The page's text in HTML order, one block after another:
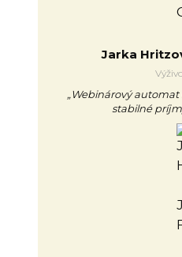
Jarka
„Webinárový
stabilné